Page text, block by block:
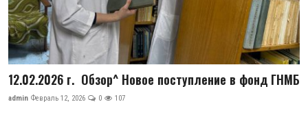
12.02.2026 г. Обзор^ Новое поступление в фонд ГНМБ
admin Февраль 12, 2026 0 107